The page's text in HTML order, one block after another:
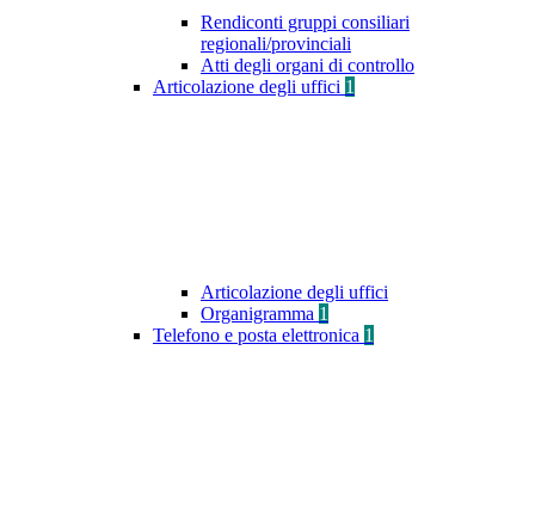
Rendiconti gruppi consiliari
regionali/provinciali
Atti degli organi di controllo
Articolazione degli uffici 1
Articolazione degli uffici
Organigramma 1
Telefono e posta elettronica 1